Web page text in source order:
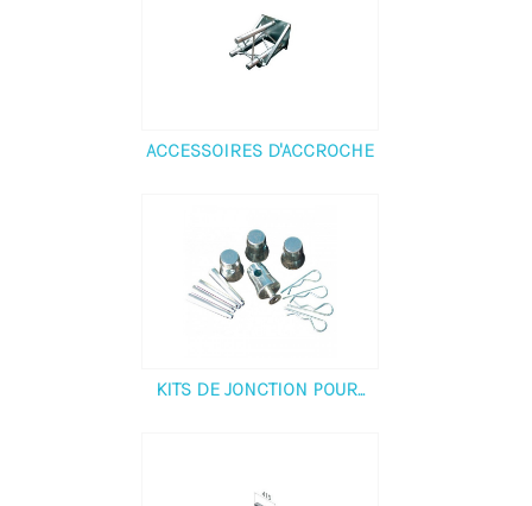
ACCESSOIRES D'ACCROCHE
KITS DE JONCTION POUR...